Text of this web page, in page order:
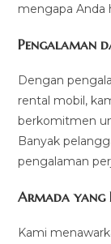
mengapa Anda
Pengalaman
Dengan
rental mobil,
berkomitmen
Banyak
pengalaman
Armada yang
Kami